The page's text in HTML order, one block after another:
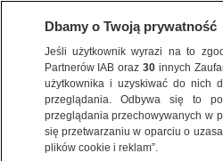
ŚWIAT
Dbamy o Twoją prywatność
Jeśli użytkownik wyrazi na to
Partnerów IAB oraz30 innych
użytkownika i uzyskiwać do nich
przeglądania. Odbywa się to
przeglądania przechowywanych w
się przetwarzaniu w oparciu o
plików cookie i reklam”.